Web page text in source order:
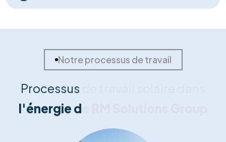
Nos témoignages
Nos clients nous font part de